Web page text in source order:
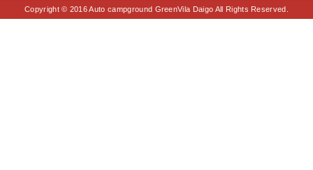
Copyright © 2016 Auto campground GreenVila Daigo All Rights Reserved.